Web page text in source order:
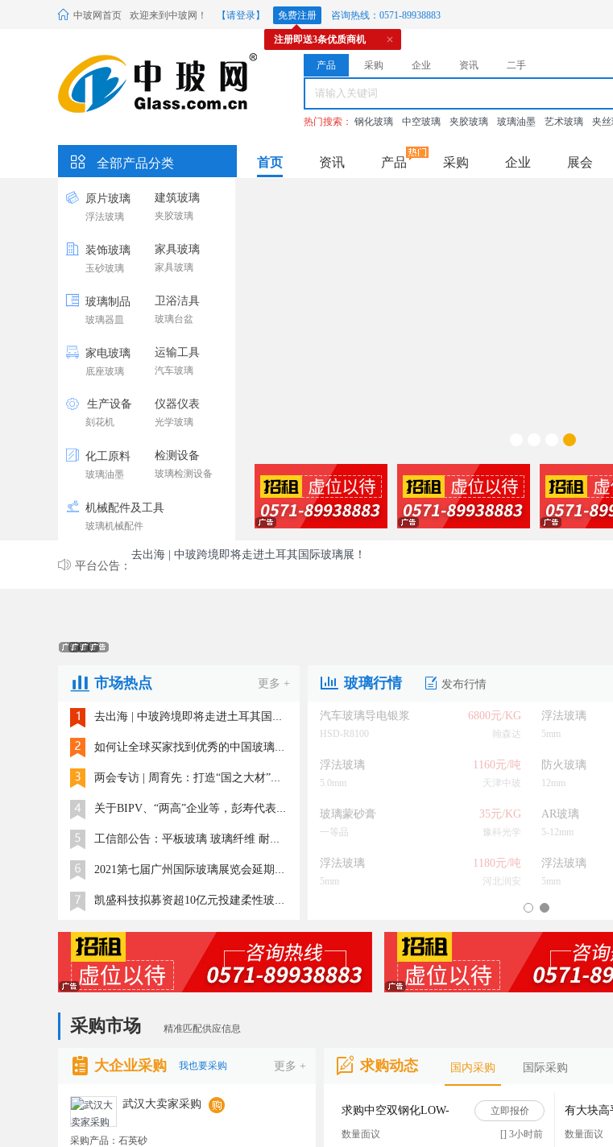
中玻网首页 欢迎来到中玻网！ 【请登录】 免费注册 咨询热线：0571-89938883
注册即送3条优质商机
产品 采购 企业 资讯 二手
热门搜索： 钢化玻璃 中空玻璃 夹胶玻璃 玻璃油墨 艺术玻璃 夹
全部产品分类 首页 资讯 产品 采购 企业 展会
1 3 4
原片玻璃
浮法玻璃
建筑玻璃
夹胶玻璃
装饰玻璃
玉砂玻璃
家具玻璃
家具玻璃
玻璃制品
玻璃器皿
卫浴洁具
玻璃台盆
家电玻璃
底座玻璃
运输工具
汽车玻璃
生产设备
刻花机
仪器仪表
光学玻璃
化工原料
玻璃油墨
检测设备
玻璃检测设备
机械配件及工具
玻璃机械配件
平台公告：
去出海 | 中玻跨境即将走进土耳其国际玻璃展！
7月5日19：00小玻课堂直播《浅谈系统门窗结构设计》
7月5日19：00小玻课堂直播《浅谈系统门窗结构设计》
市场热点 更多 +
去出海 | 中玻跨境即将走进土耳其国际玻璃展！
如何让全球买家找到优秀的中国玻璃供应商？
两会专访 | 周育先：打造“国之大材”，坚持战略理性和经济理性
关于BIPV、“两高”企业等，彭寿代表提出如下建议
工信部公告：平板玻璃 玻璃纤维 耐火材料行业生产线名单公告
2021第七届广州国际玻璃展览会延期至2022年8月5-7日举办
凯盛科技拟募资超10亿元投建柔性玻璃二期
玻璃行情 发布行情
汽车玻璃导电银浆 6800元/KG
HSD-R8100 翰森达
浮法玻璃
5mm
浮法玻璃 1160元/吨
5.0mm 天津中玻
防火玻璃
12mm
玻璃蒙砂膏 35元/KG
一等品 豫科光学
AR玻璃
5-12mm
浮法玻璃 1180元/吨
5mm 河北润安
浮法玻璃
5mm
采购市场 精准匹配供应信息
大企业采购 我也要采购 更多 +
武汉大卖家采购
采购产品：石英砂
求购动态 国内采购 国际采购
求购中空双钢化LOW-
E玻璃
立即报价
数量面议 [] 3小时前
有大块高
求
数量面议